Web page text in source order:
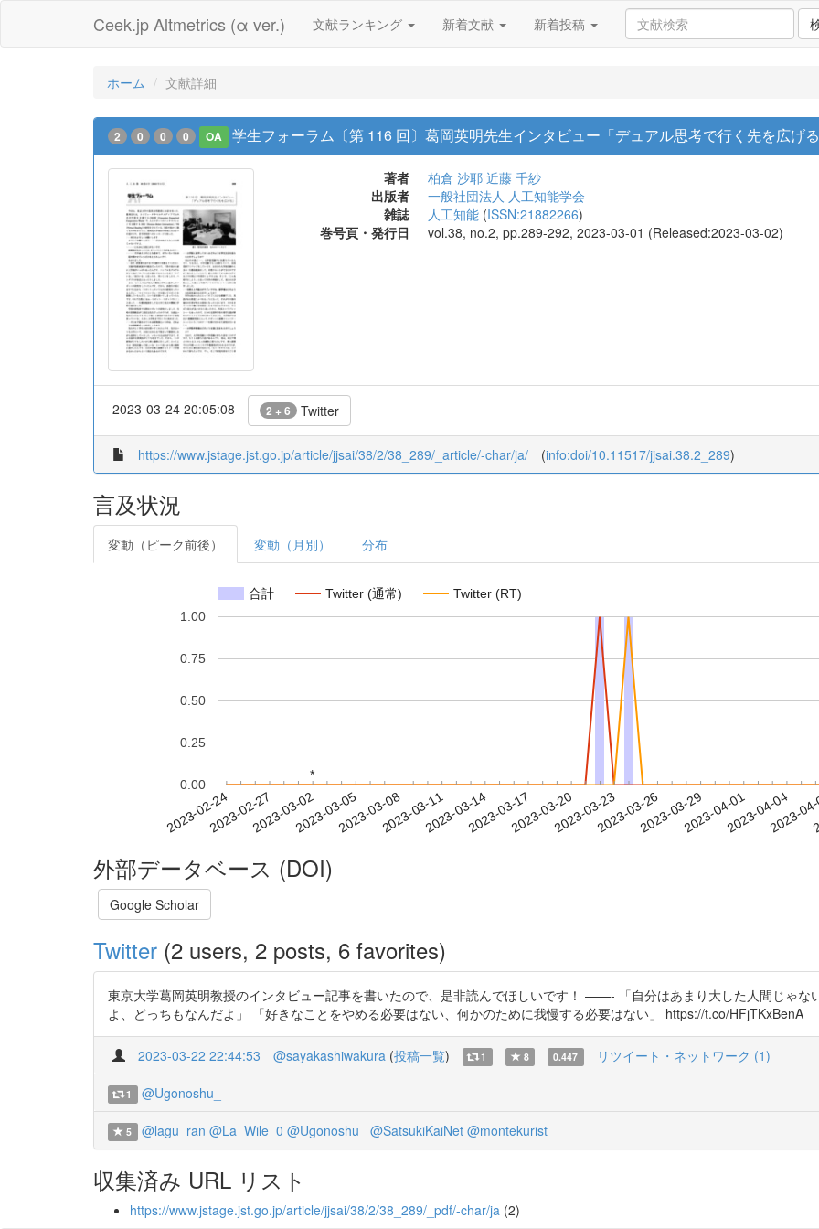
Ceek.jp Altmetrics (α ver.) 文献ランキング 新着文献 新着投稿
ホーム 文献詳細
2 0 0 0 OA 学生フォーラム〔第 116 回〕葛岡英明先生インタビュー「デュアル思考で行く先を広げる
著者 柏倉 沙耶 近藤 千紗
出版者
一般社団法人 人工知能学会
雑誌
人工知能 (ISSN:21882266)
巻号頁・発行日
vol.38, no.2, pp.289-292, 2023-03-01 (Released:2023-03-02)
2023-03-24 20:05:08 2 + 6 Twitter
https://www.jstage.jst.go.jp/article/jjsai/38/2/38_289/_article/-char/ja/ (info:doi/10.11517/jjsai.38.2_289)
言及状況
変動（ピーク前後） 変動（月別） 分布
合計 Twitter (通常) Twitter (RT)
2023-02-242023-02-272023-03-022023-03-052023-03-082023-03-112023-03-142023-03-172023-03-202023-03-232023-03-262023-03-292023-04-012023-04-04
2023-
0.00
0.25
0.50
0.75
1.00
*
*
外部データベース (DOI)
Google Scholar
Twitter (2 users, 2 posts, 6 favorites)
東京大学葛岡英明教授のインタビュー記事を書いたので、是非読んでほしいです！ ——- 「自分はあまり大した人間じゃな
よ、どっちもなんだよ」 「好きなことをやめる必要はない、何かのために我慢する必要はない」 https://t.co/HFjTKxBenA
2023-03-22 22:44:53 @sayakashiwakura (投稿一覧) 1 8 0.447 リツイート・ネットワーク (1)
1 @Ugonoshu_
5 @lagu_ran @La_Wile_0 @Ugonoshu_ @SatsukiKaiNet @montekurist
収集済み URL リスト
https://www.jstage.jst.go.jp/article/jjsai/38/2/38_289/_pdf/-char/ja (2)